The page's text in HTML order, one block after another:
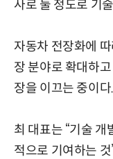
사로 둘 정도로 기
자동차 전장화에
장 분야로 확대하
장을 이끄는 중이다.
최 대표는 “기술 개
적으로 기여하는